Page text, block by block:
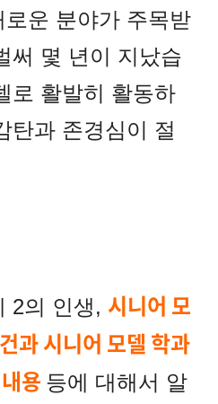
로운 분야가 주목받
써 몇 년이 지났습
로 활발히 활동하
탄과 존경심이 절
2의 인생, 시니어 모
과 시니어 모델 학과
용 등에 대해서 알